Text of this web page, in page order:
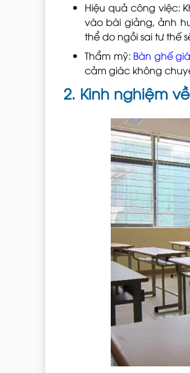
Hiệu quả công việc:
vào bài giảng, ảnh
thể do ngồi sai tư thế
Thẩm mỹ: Bàn ghế
cảm giác không
2. Kinh nghiệm